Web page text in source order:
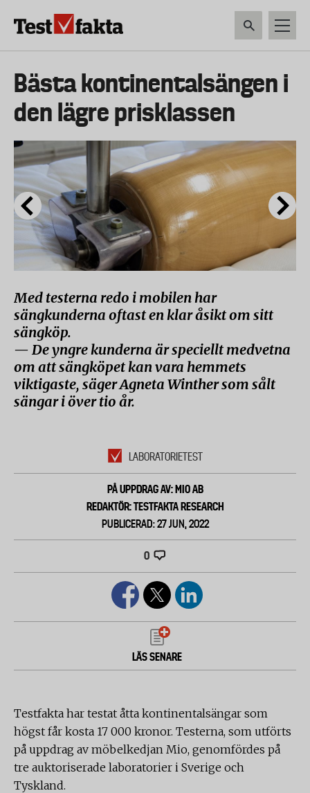
Huvudmeny
ny
Bästa kontinentalsängen i
den lägre prisklassen
Med testerna redo i mobilen har
sängkunderna oftast en klar åsikt om sitt
sängköp.
— De yngre kunderna är speciellt medvetna
om att sängköpet kan vara hemmets
viktigaste, säger Agneta Winther som sålt
sängar i över tio år.
LABORATORIETEST
PÅ UPPDRAG AV: MIO AB
REDAKTÖR: TESTFAKTA RESEARCH
PUBLICERAD: 27 JUN, 2022
0
LÄS SENARE
Testfakta har testat åtta kontinentalsängar som
högst får kosta 17 000 kronor. Testerna, som utförts
på uppdrag av möbelkedjan Mio, genomfördes på
tre auktoriserade laboratorier i Sverige och
Tyskland.